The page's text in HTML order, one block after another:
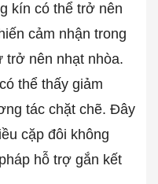
kín có thể trở nên
cảm nhận trong
trở nên nhạt nhòa.
thể thấy giảm
tác chặt chẽ. Đây
cặp đôi không
hỗ trợ gắn kết